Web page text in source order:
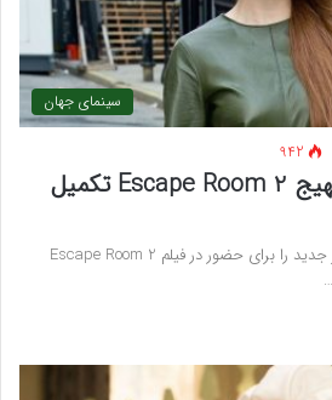
سینمای جهان
942
گروه بازیگران فیلم مهیج Escape Room 2 تکمیل
[ad_1] سونی نام چندین بازیگر جدید را برای حضور در فیلم Escape Room 2